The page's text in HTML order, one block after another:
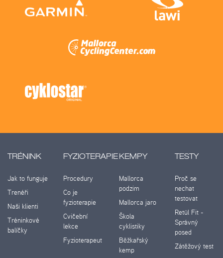
TRÉNINK
Jak to funguje
Trenéři
Naši klienti
Tréninkové
balíčky
FYZIOTERAPIE
Procedury
Co je
fyzioterapie
Cvičební
lekce
Fyzioterapeut
KEMPY
Mallorca
podzim
Mallorca jaro
Škola
cyklistiky
Běžkařský
kemp
TESTY
Proč se
nechat
testovat
Retül Fit -
Správný
posed
Zátěžový test